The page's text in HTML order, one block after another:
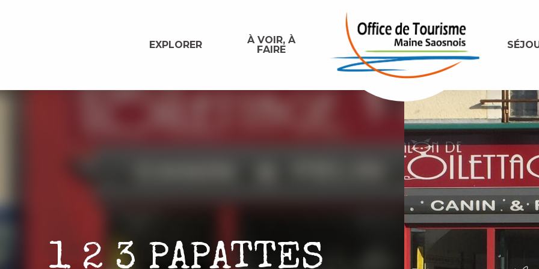
EXPLORER
À VOIR, À
FAIRE
1 2 3 PAPATTES